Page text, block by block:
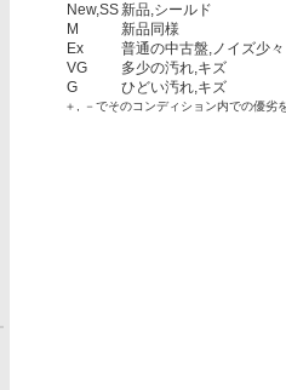
New,SS新品,シールド
M
新品同様
Ex
普通の中古盤,ノイズ少々
VG
多少の汚れ,キズ
G
ひどい汚れ,キズ
＋, －でそのコンディション内での優劣